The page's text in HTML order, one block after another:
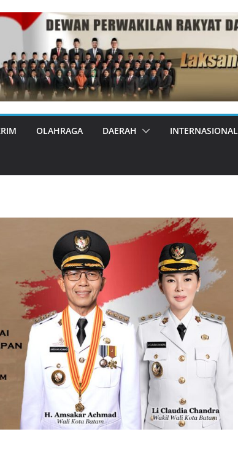
OLAHRAGA DAERAH INTERNASIONAL